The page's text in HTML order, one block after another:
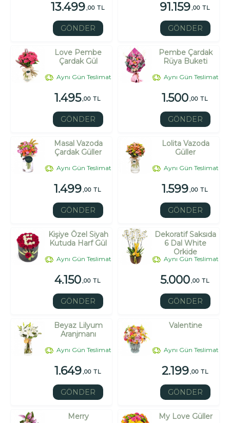
13.499,00 TL
GÖNDER
91.159,00 TL
GÖNDER
Love Pembe
Çardak Gül
Aynı Gün Teslimat
1.495,00 TL
GÖNDER
Pembe Çardak
Rüya Buketi
Aynı Gün Teslimat
1.500,00 TL
GÖNDER
Masal Vazoda
Çardak Güller
Aynı Gün Teslimat
1.499,00 TL
GÖNDER
Lolita Vazoda
Güller
Aynı Gün Teslimat
1.599,00 TL
GÖNDER
Kişiye Özel Siyah
Kutuda Harf Gül
Aynı Gün Teslimat
4.150,00 TL
GÖNDER
Dekoratif Saksıda
6 Dal White
Orkide
Aynı Gün Teslimat
5.000,00 TL
GÖNDER
Beyaz Lilyum
Aranjmanı
Aynı Gün Teslimat
1.649,00 TL
GÖNDER
Valentine
Aynı Gün Teslimat
2.199,00 TL
GÖNDER
Merry My Love Güller